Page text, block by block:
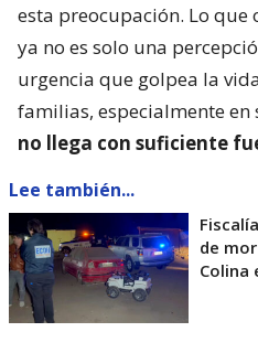
esta preocupación. Lo que
ya no es solo una
urgencia que golpea la
familias, especialmente en
no llega con suficiente
Lee también...
de
Colina